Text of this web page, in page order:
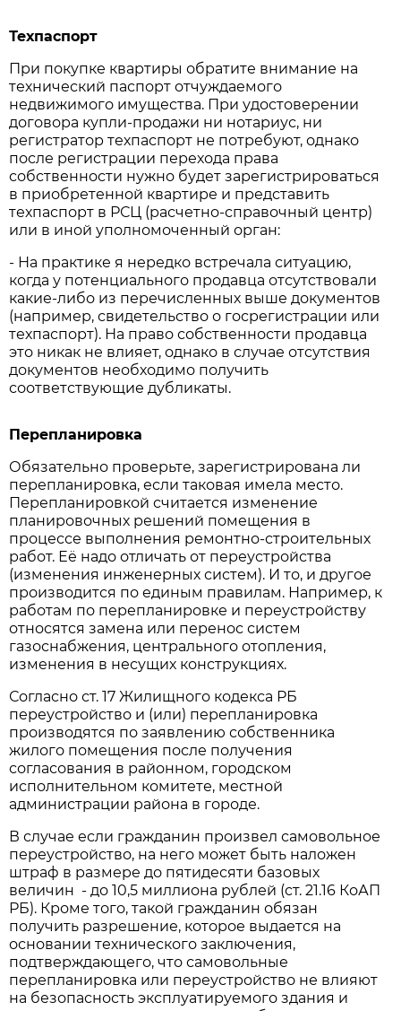
Техпаспорт
При покупке квартиры обратите внимание на
технический паспорт отчуждаемого
недвижимого имущества. При удостоверении
договора купли-продажи ни нотариус, ни
регистратор техпаспорт не потребуют, однако
после регистрации перехода права
собственности нужно будет зарегистрироваться
в приобретенной квартире и представить
техпаспорт в РСЦ (расчетно-справочный центр)
или в иной уполномоченный орган:
- На практике я нередко встречала ситуацию,
когда у потенциального продавца отсутствовали
какие-либо из перечисленных выше документов
(например, свидетельство о госрегистрации или
техпаспорт). На право собственности продавца
это никак не влияет, однако в случае отсутствия
документов необходимо получить
соответствующие дубликаты.
Перепланировка
Обязательно проверьте, зарегистрирована ли
перепланировка, если таковая имела место.
Перепланировкой считается изменение
планировочных решений помещения в
процессе выполнения ремонтно-строительных
работ. Её надо отличать от переустройства
(изменения инженерных систем). И то, и другое
производится по единым правилам. Например, к
работам по перепланировке и переустройству
относятся замена или перенос систем
газоснабжения, центрального отопления,
изменения в несущих конструкциях.
Согласно ст. 17 Жилищного кодекса РБ
переустройство и (или) перепланировка
производятся по заявлению собственника
жилого помещения после получения
согласования в районном, городском
исполнительном комитете, местной
администрации района в городе.
В случае если гражданин произвел самовольное
переустройство, на него может быть наложен
штраф в размере до пятидесяти базовых
величин - до 10,5 миллиона рублей (ст. 21.16 КоАП
РБ). Кроме того, такой гражданин обязан
получить разрешение, которое выдается на
основании технического заключения,
подтверждающего, что самовольные
перепланировка или переустройство не влияют
на безопасность эксплуатируемого здания и